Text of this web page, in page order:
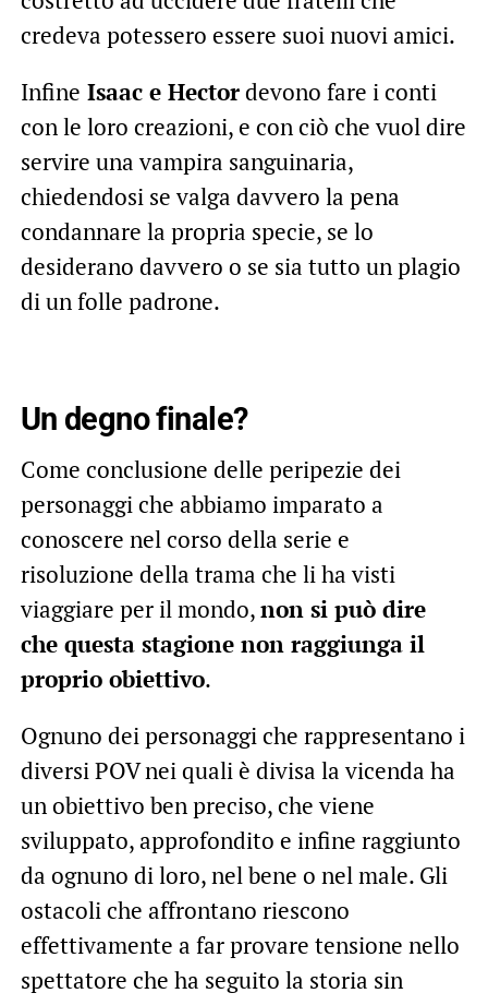
credeva potessero essere suoi nuovi amici.
Infine Isaac e Hectordevono fare i conti
con le loro creazioni, e con ciò che vuol dire
servire una vampira sanguinaria,
chiedendosi se valga davvero la pena
condannare la propria specie, se lo
desiderano davvero o se sia tutto un plagio
di un folle padrone.
Un degno finale?
Come conclusione delle peripezie dei
personaggi che abbiamo imparato a
conoscere nel corso della serie e
risoluzione della trama che li ha visti
viaggiare per il mondo,non si può dire
che questa stagione non raggiunga il
proprio obiettivo.
Ognuno dei personaggi che rappresentano i
diversi POV nei quali è divisa la vicenda ha
un obiettivo ben preciso, che viene
sviluppato, approfondito e infine raggiunto
da ognuno di loro, nel bene o nel male. Gli
ostacoli che affrontano riescono
effettivamente a far provare tensione nello
spettatore che ha seguito la storia sin